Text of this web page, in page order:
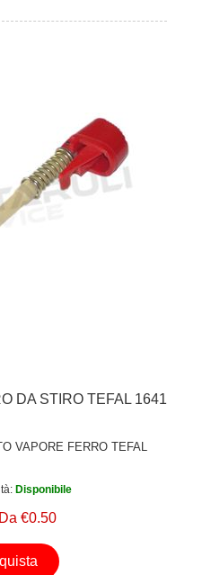
DA STIRO TEFAL 1641
VAPORE FERRO TEFAL
Disponibile
Da €0.50